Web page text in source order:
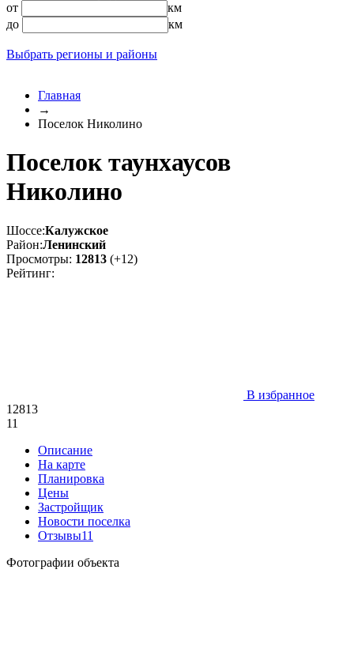
от
км
до
км
Выбрать регионы и районы
Главная
→
Поселок Николино
Поселок таунхаусов
Николино
Шоссе:Калужское
Район:Ленинский
Просмотры: 12813 (+12)
Рейтинг:
В избранное
12813
11
Описание
На карте
Планировка
Цены
Застройщик
Новости поселка
Отзывы11
Фотографии объекта